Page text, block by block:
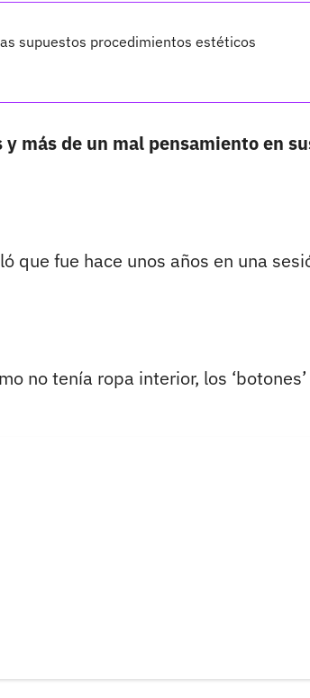
supuestos procedimientos estéticos
más de un mal pensamiento en
que fue hace unos años en una
no tenía ropa interior, los